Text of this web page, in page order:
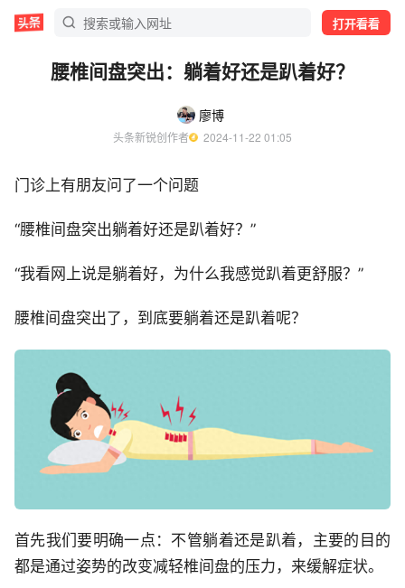
打开看看
腰椎间盘突出：躺着好还是趴着好？
廖博
头条新锐创作者
  2024-11-22 01:05
门诊上有朋友问了一个问题
“腰椎间盘突出躺着好还是趴着好？”
“我看网上说是躺着好，为什么我感觉趴着更舒服？”
腰椎间盘突出了，到底要躺着还是趴着呢？
首先我们要明确一点：不管躺着还是趴着，主要的目的
都是通过姿势的改变减轻椎间盘的压力，来缓解症状。